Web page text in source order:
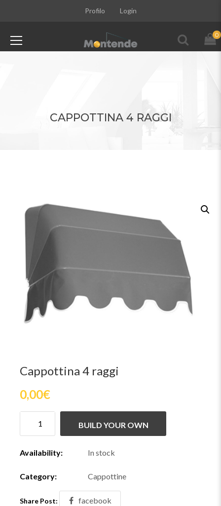
Profilo Login
0
CAPPOTTINA 4 RAGGI
Cappottina 4 raggi
0,00€
BUILD YOUR OWN
Availability: In stock
Category: Cappottine
Share Post: facebook